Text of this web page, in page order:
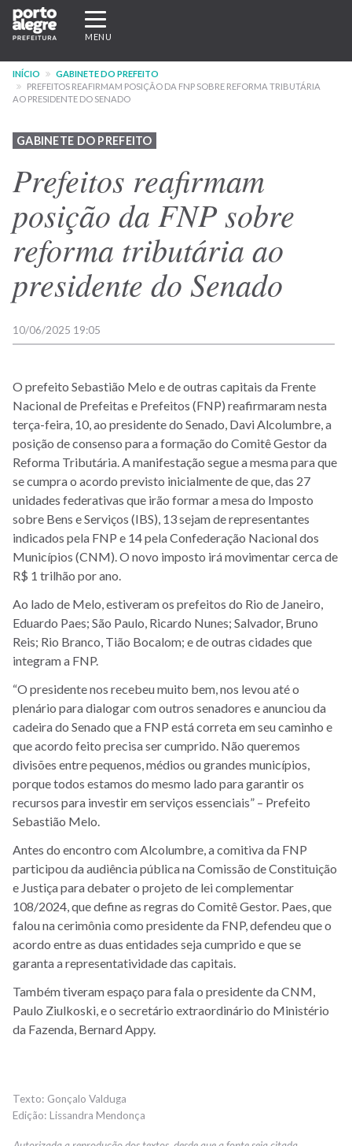
Pular
para
conteúdo
principal
Expandir/recolher
navegação
MENU
INÍCIO
GABINETE DO PREFEITO
PREFEITOS REAFIRMAM POSIÇÃO DA FNP SOBRE REFORMA TRIBUTÁRIA
AO PRESIDENTE DO SENADO
GABINETE DO PREFEITO
Prefeitos reafirmam
posição da FNP sobre
reforma tributária ao
presidente do Senado
10/06/2025 19:05
O prefeito Sebastião Melo e de outras capitais da Frente
Nacional de Prefeitas e Prefeitos (FNP) reafirmaram nesta
terça-feira, 10, ao presidente do Senado, Davi Alcolumbre, a
posição de consenso para a formação do Comitê Gestor da
Reforma Tributária. A manifestação segue a mesma para que
se cumpra o acordo previsto inicialmente de que, das 27
unidades federativas que irão formar a mesa do Imposto
sobre Bens e Serviços (IBS), 13 sejam de representantes
indicados pela FNP e 14 pela Confederação Nacional dos
Municípios (CNM). O novo imposto irá movimentar cerca de
R$ 1 trilhão por ano.
Ao lado de Melo, estiveram os prefeitos do Rio de Janeiro,
Eduardo Paes; São Paulo, Ricardo Nunes; Salvador, Bruno
Reis; Rio Branco, Tião Bocalom; e de outras cidades que
integram a FNP.
“O presidente nos recebeu muito bem, nos levou até o
plenário para dialogar com outros senadores e anunciou da
cadeira do Senado que a FNP está correta em seu caminho e
que acordo feito precisa ser cumprido. Não queremos
divisões entre pequenos, médios ou grandes municípios,
porque todos estamos do mesmo lado para garantir os
recursos para investir em serviços essenciais” – Prefeito
Sebastião Melo.
Antes do encontro com Alcolumbre, a comitiva da FNP
participou da audiência pública na Comissão de Constituição
e Justiça para debater o projeto de lei complementar
108/2024, que define as regras do Comitê Gestor. Paes, que
falou na cerimônia como presidente da FNP, defendeu que o
acordo entre as duas entidades seja cumprido e que se
garanta a representatividade das capitais.
Também tiveram espaço para fala o presidente da CNM,
Paulo Ziulkoski, e o secretário extraordinário do Ministério
da Fazenda, Bernard Appy.
Gonçalo Valduga
Lissandra Mendonça